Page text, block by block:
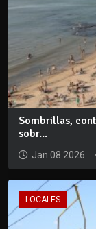
Sombrillas,
sobr...
Jan 08 2026
LOCALES